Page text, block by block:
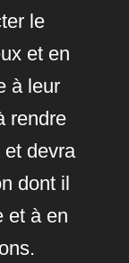
le
et en
à leur
rendre
devra
dont il
et à en